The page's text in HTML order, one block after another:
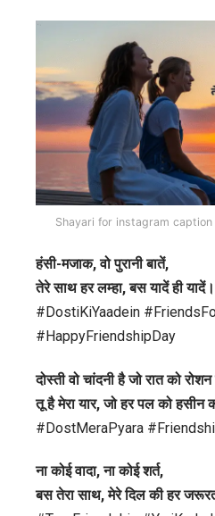
Shayari for instagram
हंसी-मजाक, वो पुरानी बातें,
तेरे साथ हर लम्हा, बस यादें ही यादें।
#DostiKiYaadein
#HappyFriendshipDay
दोस्ती वो चांदनी है जो रात को
तू है मेरा यार, जो हर पल को हसीन
#DostMeraPyara
ना कोई वादा, ना कोई शर्त,
बस तेरा साथ, मेरे दिल की हर